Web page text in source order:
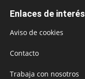
Enlaces de interés
Aviso de cookies
Contacto
Trabaja con nosotros